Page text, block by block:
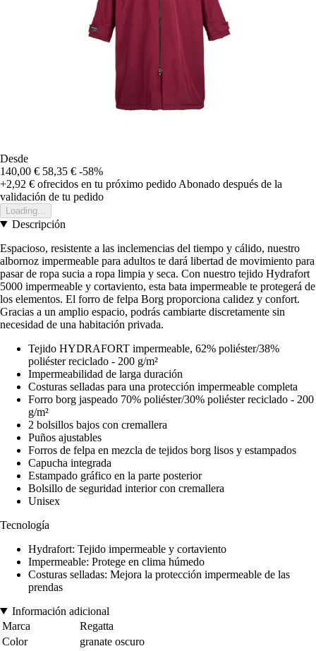
Desde
140,00 € 58,35 € -58%
+2,92 € ofrecidos en tu próximo pedido Abonado después de la
validación de tu pedido
Loading...
Descripción
Espacioso, resistente a las inclemencias del tiempo y cálido, nuestro
albornoz impermeable para adultos te dará libertad de movimiento para
pasar de ropa sucia a ropa limpia y seca. Con nuestro tejido Hydrafort
5000 impermeable y cortaviento, esta bata impermeable te protegerá de
los elementos. El forro de felpa Borg proporciona calidez y confort.
Gracias a un amplio espacio, podrás cambiarte discretamente sin
necesidad de una habitación privada.
Tejido HYDRAFORT impermeable, 62% poliéster/38%
poliéster reciclado - 200 g/m²
Impermeabilidad de larga duración
Costuras selladas para una protección impermeable completa
Forro borg jaspeado 70% poliéster/30% poliéster reciclado - 200
g/m²
2 bolsillos bajos con cremallera
Puños ajustables
Forros de felpa en mezcla de tejidos borg lisos y estampados
Capucha integrada
Estampado gráfico en la parte posterior
Bolsillo de seguridad interior con cremallera
Unisex
Tecnología
Hydrafort: Tejido impermeable y cortaviento
Impermeable: Protege en clima húmedo
Costuras selladas: Mejora la protección impermeable de las
prendas
Información adicional
Marca
Regatta
Color
granate oscuro